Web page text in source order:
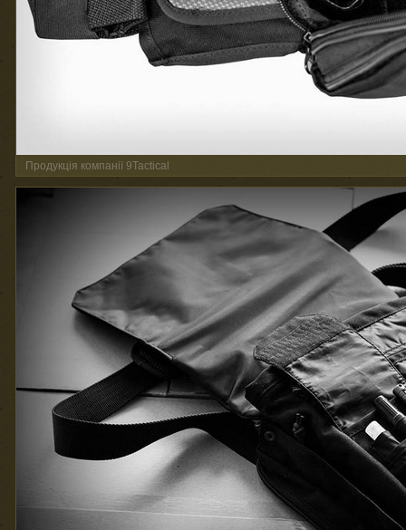
Продукція компанії 9Tactical